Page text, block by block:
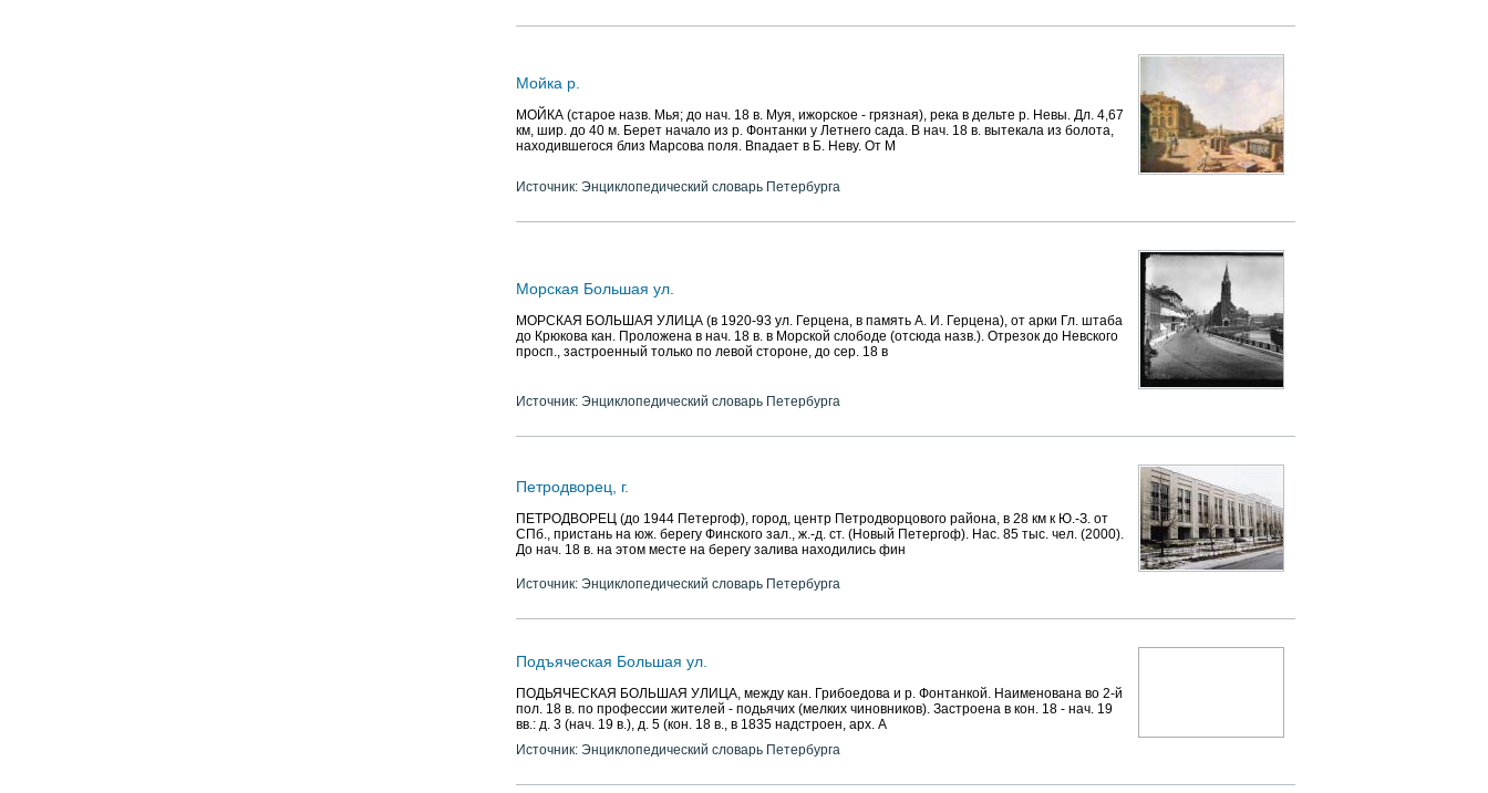
Мойка р.
МОЙКА (старое назв. Мья; до нач. 18 в. Муя, ижорское - грязная), река в дельте р. Невы. Дл. 4,67
км, шир. до 40 м. Берет начало из р. Фонтанки у Летнего сада. В нач. 18 в. вытекала из болота,
находившегося близ Марсова поля. Впадает в Б. Неву. От М
Источник: Энциклопедический словарь Петербурга
Морская Большая ул.
МОРСКАЯ БОЛЬШАЯ УЛИЦА (в 1920-93 ул. Герцена, в память А. И. Герцена), от арки Гл. штаба
до Крюкова кан. Проложена в нач. 18 в. в Морской слободе (отсюда назв.). Отрезок до Невского
просп., застроенный только по левой стороне, до сер. 18 в
Источник: Энциклопедический словарь Петербурга
Петродворец, г.
ПЕТРОДВОРЕЦ (до 1944 Петергоф), город, центр Петродворцового района, в 28 км к Ю.-З. от
СПб., пристань на юж. берегу Финского зал., ж.-д. ст. (Новый Петергоф). Нас. 85 тыс. чел. (2000).
До нач. 18 в. на этом месте на берегу залива находились фин
Источник: Энциклопедический словарь Петербурга
Подъяческая Большая ул.
ПОДЬЯЧЕСКАЯ БОЛЬШАЯ УЛИЦА, между кан. Грибоедова и р. Фонтанкой. Наименована во 2-й
пол. 18 в. по профессии жителей - подьячих (мелких чиновников). Застроена в кон. 18 - нач. 19
вв.: д. 3 (нач. 19 в.), д. 5 (кон. 18 в., в 1835 надстроен, арх. А
Источник: Энциклопедический словарь Петербурга